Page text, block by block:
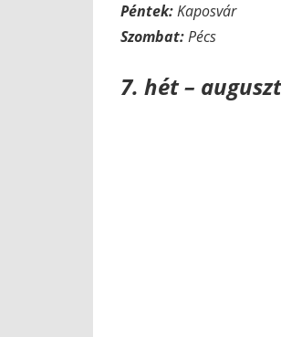
Péntek:Kaposvár
Szombat:Pécs
7. hét –